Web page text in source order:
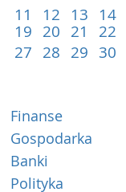
11 12 13 14
19 20 21 22
27 28 29 30
Finanse
Gospodarka
Banki
Polityka